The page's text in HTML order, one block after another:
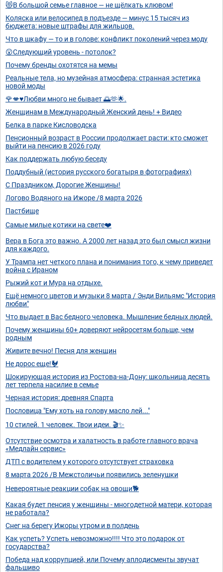
😻В большой семье главное — не щёлкать клювом!
Коляска или велосипед в подъезде — минус 15 тысяч из
бюджета: новые штрафы для жильцов.
Что в шкафу — то и в голове: конфликт поколений через моду
😮Следующий уровень - потолок?
Почему бренды охотятся на мемы
Реальные тела, но музейная атмосфера: странная эстетика
новой моды
🌹💋♥️Любви много не бывает 🌅🫶🌟.
Женщинам в Международный Женский день! + Видео
Белка в парке Кисловодска
Пенсионный возраст в России продолжает расти: кто сможет
выйти на пенсию в 2026 году
Как поддержать любую беседу
Поддубный (история русского богатыря в фотографиях)
С Праздником, Дорогие Женщины!
Логово Водяного на Ижоре /8 марта 2026
Пастбище
Самые милые котики на свете❤️
Вера в Бога это важно. А 2000 лет назад это был смысл жизни
для каждого.
У Трампа нет четкого плана и понимания того, к чему приведет
война с Ираном
Рыжий кот и Мура на отдыхе.
Ещё немного цветов и музыки 8 марта / Энди Вильямс "История
любви"
Что выдает в Вас бедного человека. Мышление бедных людей.
Почему женщины 60+ доверяют нейросетям больше, чем
родным
Живите вечно! Песня для женщин
Не дорос еще!🐓
Шокирующая история из Ростова-на-Дону: школьница десять
лет терпела насилие в семье
Черная история: древняя Спарта
Пословица "Ему хоть на голову масло лей..."
10 стилей. 1 человек. Твои идеи. 🎬✨
Отсутствие осмотра и халатность в работе главного врача
«Медлайн сервис»
ДТП с водителем у которого отсутствует страховка
8 марта 2026 /В Межстоличьи появились зеленушки
Невероятные реакции собак на овощи🐕
Какая будет пенсия у женщины - многодетной матери, которая
не работала?
Снег на берегу Ижоры утром и в полдень
Как успеть? Успеть невозможно!!!! Что это подарок от
государства?
Победа над коррупцией, или Почему аплодисменты звучат
фальшиво